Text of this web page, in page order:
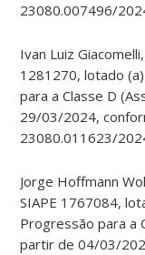
23080.007496/
Ivan Luiz
1281270, lotado
para a Classe D
29/03/2024,
23080.011623/
Jorge Hoffmann
SIAPE 1767084,
Progressão para a
partir de 04/03/